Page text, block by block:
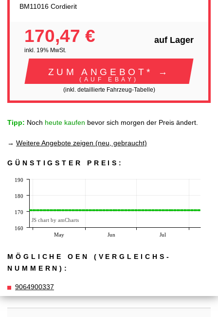
BM11016 Cordierit
170,47 €
inkl. 19% MwSt.
auf Lager
ZUM ANGEBOT* →
(AUF EBAY)
(inkl. detaillierte Fahrzeug-Tabelle)
Tipp: Noch heute kaufen bevor sich morgen der Preis ändert.
→ Weitere Angebote zeigen (neu, gebraucht)
GÜNSTIGSTER PREIS:
May Jun Jul
160
170
180
190
JS chart by amCharts
MÖGLICHE OEN (VERGLEICHS­
NUMMERN):
9064900337